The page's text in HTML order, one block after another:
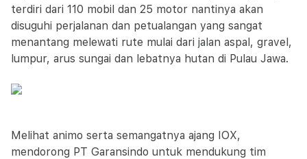
terdiri dari 110 mobil dan 25 motor nantinya akan
disuguhi perjalanan dan petualangan yang sangat
menantang melewati rute mulai dari jalan aspal, gravel,
lumpur, arus sungai dan lebatnya hutan di Pulau Jawa.
Melihat animo serta semangatnya ajang IOX,
mendorong PT Garansindo untuk mendukung tim